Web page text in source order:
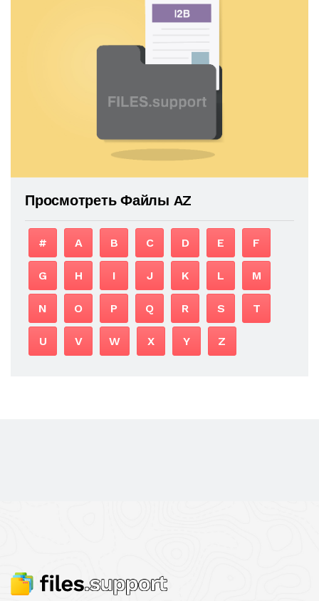
Просмотреть Файлы AZ
# A B C D E F
G H I J K L M
N O P Q R S T
U V W X Y Z